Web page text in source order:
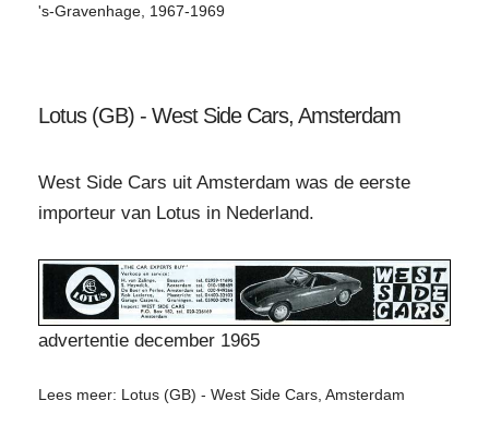
's-Gravenhage, 1967-1969
Lotus (GB) - West Side Cars, Amsterdam
West Side Cars uit Amsterdam was de eerste
importeur van Lotus in Nederland.
advertentie december 1965
Lees meer: Lotus (GB) - West Side Cars, Amsterdam